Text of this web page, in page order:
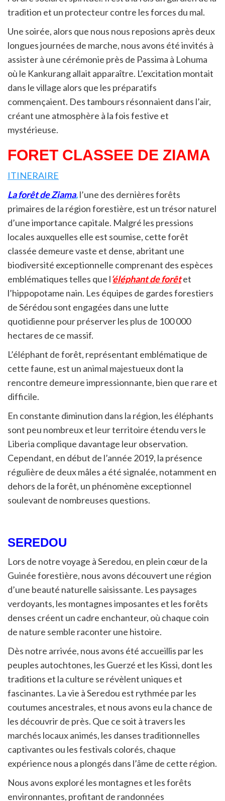
tradition et un protecteur contre les forces du mal.
Une soirée, alors que nous nous reposions après deux
longues journées de marche, nous avons été invités à
assister à une cérémonie près de Passima à Lohuma
où le Kankurang allait apparaître. L’excitation montait
dans le village alors que les préparatifs
commençaient. Des tambours résonnaient dans l’air,
créant une atmosphère à la fois festive et
mystérieuse.
FORET CLASSEE DE ZIAMA
ITINERAIRE
La forêt de Ziama,l’une des dernières forêts
primaires de la région forestière, est un trésor naturel
d’une importance capitale. Malgré les pressions
locales auxquelles elle est soumise, cette forêt
classée demeure vaste et dense, abritant une
biodiversité exceptionnelle comprenant des espèces
emblématiques telles que léléphant de forêtet
l’hippopotame nain. Les équipes de gardes forestiers
de Sérédou sont engagées dans une lutte
quotidienne pour préserver les plus de 100 000
hectares de ce massif.
L’éléphant de forêt, représentant emblématique de
cette faune, est un animal majestueux dont la
rencontre demeure impressionnante, bien que rare et
difficile.
En constante diminution dans la région, les éléphants
sont peu nombreux et leur territoire étendu vers le
Liberia complique davantage leur observation.
Cependant, en début de l’année 2019, la présence
régulière de deux mâles a été signalée, notamment en
dehors de la forêt, un phénomène exceptionnel
soulevant de nombreuses questions.
SEREDOU
Lors de notre voyage à Seredou, en plein cœur de la
Guinée forestière, nous avons découvert une région
d’une beauté naturelle saisissante. Les paysages
verdoyants, les montagnes imposantes et les forêts
denses créent un cadre enchanteur, où chaque coin
de nature semble raconter une histoire.
Dès notre arrivée, nous avons été accueillis par les
peuples autochtones, les Guerzé et les Kissi, dont les
traditions et la culture se révèlent uniques et
fascinantes. La vie à Seredou est rythmée par les
coutumes ancestrales, et nous avons eu la chance de
les découvrir de près. Que ce soit à travers les
marchés locaux animés, les danses traditionnelles
captivantes ou les festivals colorés, chaque
expérience nous a plongés dans l’âme de cette région.
Nous avons exploré les montagnes et les forêts
environnantes, profitant de randonnées